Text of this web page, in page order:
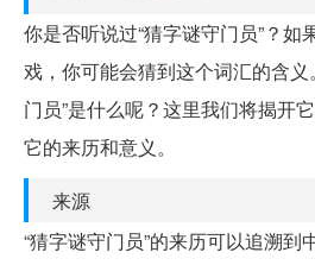
你是否听说过“猜字谜守门员”？如
戏，你可能会猜到这个词汇的含义
门员”是什么呢？这里我们将揭开
它的来历和意义。
来源
“猜字谜守门员”的来历可以追溯到